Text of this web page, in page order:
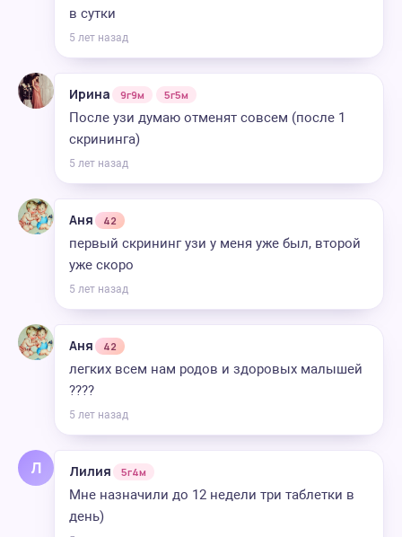
в сутки
5 лет назад
Ирина 9г9м 5г5м
После узи думаю отменят совсем (после 1
скрининга)
5 лет назад
Аня 42
первый скрининг узи у меня уже был, второй
уже скоро
5 лет назад
Аня 42
легких всем нам родов и здоровых малышей
????
5 лет назад
Л Лилия 5г4м
Мне назначили до 12 недели три таблетки в
день)